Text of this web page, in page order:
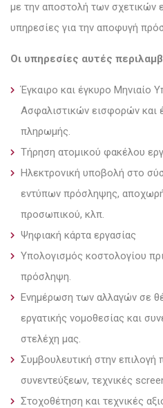
με την αποστολή των σχετικών
υπηρεσίες για την αποφυγή
Οι υπηρεσίες αυτές
Έγκαιρο και έγκυρο Μηνιαίο
Ασφαλιστικών εισφορών και
πληρωμής.
Τήρηση ατομικού φακέλου
Ηλεκτρονική υποβολή στο
εντύπων πρόσληψης,
προσωπικού, κλπ.
Ψηφιακή κάρτα εργασίας
Υπολογισμός κοστολογίου
πρόσληψη.
Ενημέρωση των αλλαγών σε
εργατικής νομοθεσίας και
στελέχη μας.
Συμβουλευτική στην επιλογή
συνεντεύξεων, τεχνικές
Στοχοθέτηση και τεχνικές